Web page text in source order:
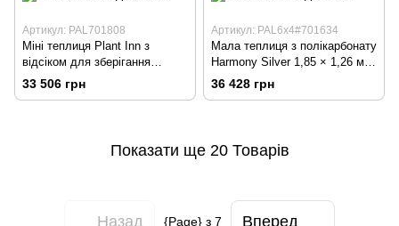
Артикул: PAL701808
Міні теплиця Plant Inn з
відсіком для зберігання
1,18×1,18 м Palram – Canopia
33 506 грн
Артикул: PAL6x4#701634
Мала теплиця з полікарбонату
Harmony Silver 1,85 × 1,26 м
Palram – Canopia
36 428 грн
Показати ще 20 Товарів
Назад {Page} з 7 Вперед